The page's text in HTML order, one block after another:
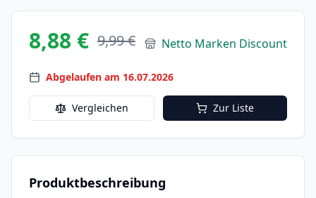
8,88 € 9,99 € Netto Marken Discount
Abgelaufen am 16.07.2026
Vergleichen Zur Liste
Produktbeschreibung